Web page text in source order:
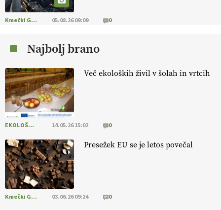
vinarje
. VEČ
https://t.co/XAe9EbeAbK @EUAgri #IMCAP #CAP
https://t.co/01qpoeLyNP
kmetijstva in uspešno prenovo kmetij
. VEČ
https://t.co/RRn8unbwXp @EUAgri #IMCAP #CAP
https://t.co/mnLHFv2VuP
Ekološka reja kokoši skrbi za živali
, okolje
in kakovostna jajca . VEČ
https://t.co/PX49GVsP1M
@EUAgri #IMCAP #CAP https://t.co/a1xatzEeid
Kmečki Glas 05.08.26 09:09 0
Najbolj brano
Več ekoloških živil v šolah in vrtcih
EKOLOŠKO LOGIČNO 14.05.26 15:02 0
Presežek EU se je letos povečal
Kmečki Glas 03.06.26 09:24 0